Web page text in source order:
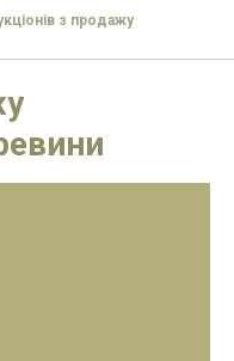
з продажу